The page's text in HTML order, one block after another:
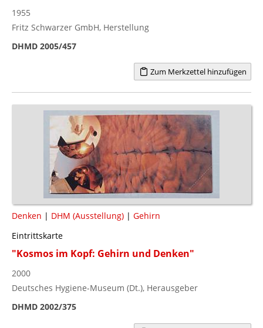
1955
Fritz Schwarzer GmbH, Herstellung
DHMD 2005/457
Zum Merkzettel hinzufügen
Denken | DHM (Ausstellung) | Gehirn
Eintrittskarte
"Kosmos im Kopf: Gehirn und Denken"
2000
Deutsches Hygiene-Museum (Dt.), Herausgeber
DHMD 2002/375